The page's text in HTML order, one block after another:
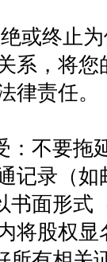
或终止
系，将
律责任。
：不要拖
记录（
书面形式
将股权